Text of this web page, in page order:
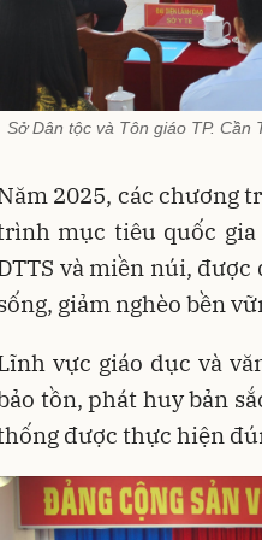
Sở Dân tộc và Tôn giáo TP.
2025, các chương
mục tiêu quốc
và miền núi,
giảm nghèo bền
vực giáo dục và
tồn, phát huy bản
được thực hiện